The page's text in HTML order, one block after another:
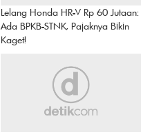
Lelang Honda HR-V Rp 60 Jutaan:
Ada BPKB-STNK, Pajaknya Bikin
Kaget!